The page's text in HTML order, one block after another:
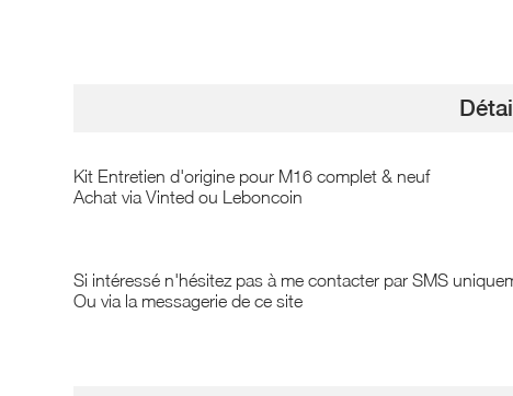
Kit Entretien d'origine pour M16 complet & neuf
Achat via Vinted ou Leboncoin
Si intéressé n'hésitez pas à me contacter par SMS
Ou via la messagerie de ce site